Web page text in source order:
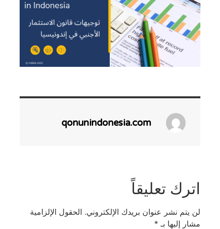
qonunindonesia.com
اترك تعليقاً
لن يتم نشر عنوان بريدك الإلكتروني. الحقول الإلزامية
مشار إليها بـ *